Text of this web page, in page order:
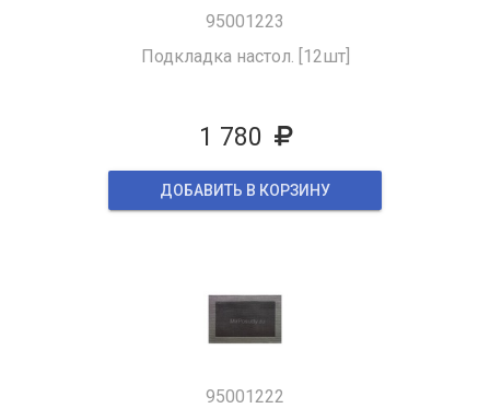
95001223
Подкладка настол. [12шт]
1 780
ДОБАВИТЬ В КОРЗИНУ
95001222